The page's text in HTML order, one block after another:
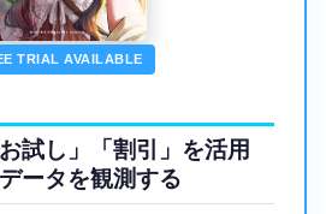
TRIAL AVAILABLE
試し」「割引」を活用
ータを観測する